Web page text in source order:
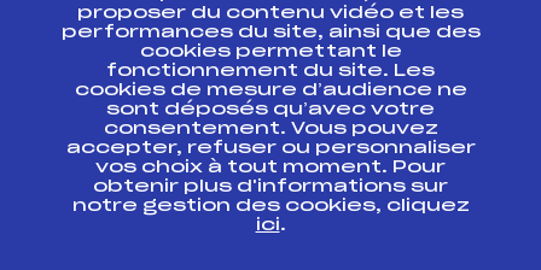
Ressources
Pass’Neige
Projet sportif fédéral
Projet de performance fédéral
Antidopage
Pôle Développement, Formation, Suivi
Scientifique
Listes ministérielles
Pôle vie de l’athlète
Enseignement professionnel
proposer du contenu vidéo et les
performances du site, ainsi que des
cookies permettant le
fonctionnement du site. Les
cookies de mesure d’audience ne
sont déposés qu’avec votre
consentement. Vous pouvez
accepter, refuser ou personnaliser
vos choix à tout moment. Pour
obtenir plus d'informations sur
notre gestion des cookies, cliquez
ici.